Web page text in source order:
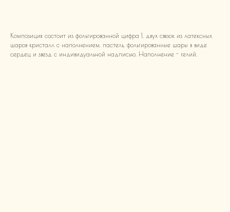
Композиция состоит из фольгированной цифра 1, двух связок из латексных
шаров кристалл с наполнением, пастель, фольгированные шары в виде
сердец и звезд с индивидуальной надписью. Наполнение - гелий.